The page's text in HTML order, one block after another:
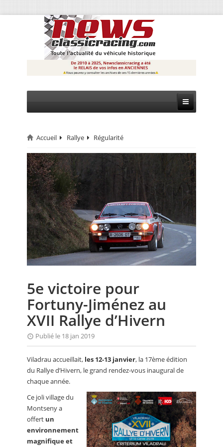
CIRCUIT
RALLYE
MONTAGNE
EVÈNEMENTS
CALENDRIER
FOCUS
ANNUAIRES
PETITES ANNONCES
Accueil Rallye Régularité
5e victoire pour
Fortuny-Jiménez au
XVII Rallye d’Hivern
Publié le 18 jan 2019
Viladrau accueillait, les 12-13 janvier, la 17ème édition
du Rallye d’Hivern, le grand rendez-vous inaugural de
chaque année.
Ce joli village du
Montseny a
offert un
environnement
magnifique et